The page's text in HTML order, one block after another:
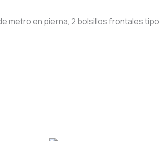
metro en pierna, 2 bolsillos frontales tipo